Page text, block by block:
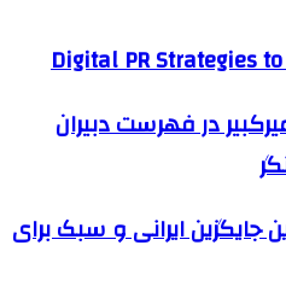
در فهرست دبیران
جایگزین ایرانی و سبک برای